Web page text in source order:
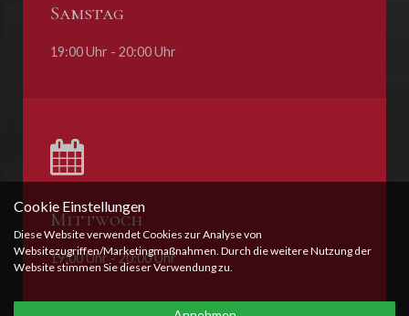
Cookie Einstellungen
Diese Website verwendet Cookies zur Analyse von
Websitezugriffen/Marketingmaßnahmen. Durch die weitere Nutzung der
Website stimmen Sie dieser Verwendung zu.
Samstag
19:00 Uhr - 20:00 Uhr
Mittwoch
19:00 Uhr - 20:00 Uhr